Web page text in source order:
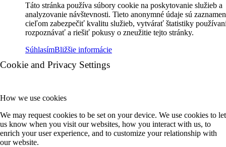
Táto stránka používa súbory cookie na poskytovanie služieb a
analyzovanie návštevnosti. Tieto anonymné údaje sú
cieľom zabezpečiť kvalitu služieb, vytvárať štatistiky
rozpoznávať a riešiť pokusy o zneužitie tejto stránky.
SúhlasímBližšie informácie
Cookie and Privacy Settings
How we use cookies
We may request cookies to be set on your device. We use cookies to let
us know when you visit our websites, how you interact with us, to
enrich your user experience, and to customize your relationship with
our website.